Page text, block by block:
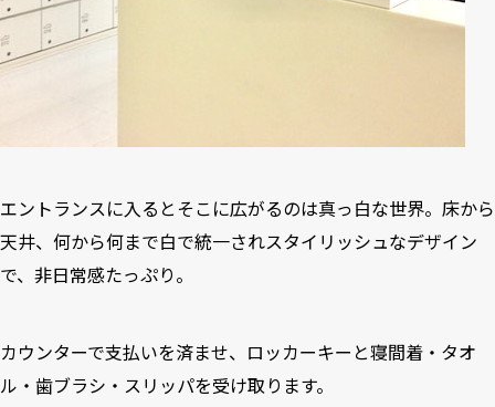
エントランスに入るとそこに広がるのは真っ白な世界。床から
天井、何から何まで白で統一されスタイリッシュなデザイン
で、非日常感たっぷり。
カウンターで支払いを済ませ、ロッカーキーと寝間着・タオ
ル・歯ブラシ・スリッパを受け取ります。